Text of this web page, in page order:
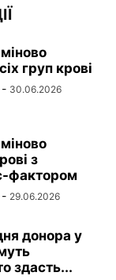
груп крові
- 30.06.2026
з
фактором
- 29.06.2026
донора у
здасть...